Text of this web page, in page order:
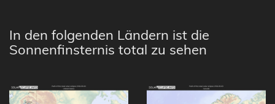
In den folgenden Ländern ist die
Sonnenfinsternis total zu sehen